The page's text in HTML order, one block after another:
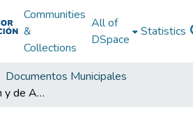
Communities
&
Collections
All of
DSpace
Statistics
Documentos Municipales
Plan Anticorrupción y de Atención al Ciudadano Lebrija Santander 2013: PAAC Lebrija Santander 2013